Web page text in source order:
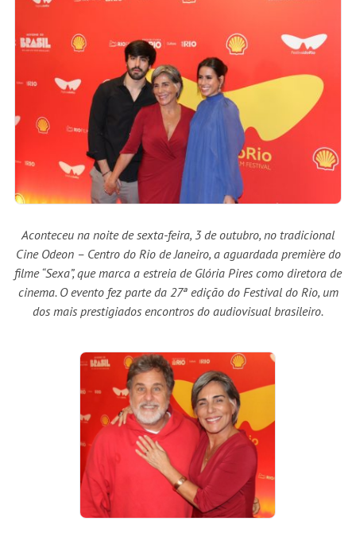
Aconteceu na noite de sexta-feira, 3 de outubro, no tradicional
Cine Odeon – Centro do Rio de Janeiro, a aguardada première do
filme “Sexa”, que marca a estreia de Glória Pires como diretora de
cinema. O evento fez parte da 27ª edição do Festival do Rio, um
dos mais prestigiados encontros do audiovisual brasileiro.